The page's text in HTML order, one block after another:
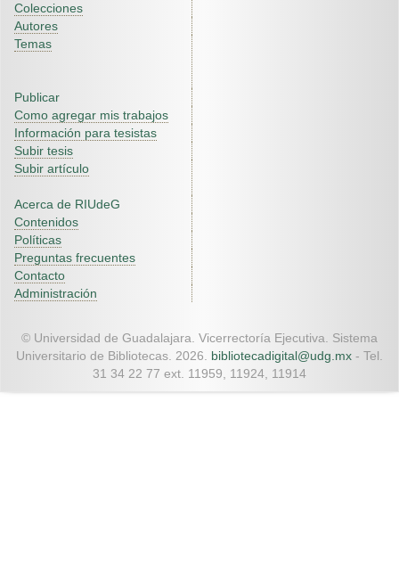
Colecciones
Autores
Temas
Publicar
Como agregar mis trabajos
Información para tesistas
Subir tesis
Subir artículo
Acerca de RIUdeG
Contenidos
Políticas
Preguntas frecuentes
Contacto
Administración
© Universidad de Guadalajara. Vicerrectoría Ejecutiva. Sistema
Universitario de Bibliotecas. 2026. bibliotecadigital@udg.mx - Tel.
31 34 22 77 ext. 11959, 11924, 11914